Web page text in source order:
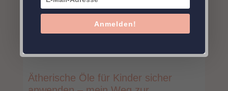
Ätherische Öle für Kinder sicher
Anmelden!